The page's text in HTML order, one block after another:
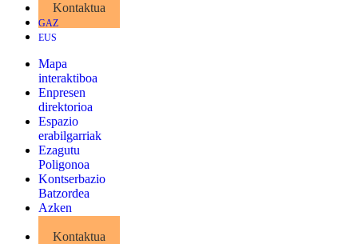
Kontaktua
GAZ
EUS
Mapa
interaktiboa
Enpresen
direktorioa
Espazio
erabilgarriak
Ezagutu
Poligonoa
Kontserbazio
Batzordea
Azken
Kontaktua